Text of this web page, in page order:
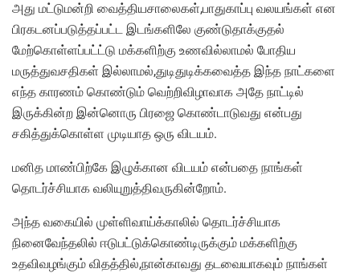
அது மட்டுமன்றி வைத்தியசாலைகள்,பாதுகாப்பு வலயங்கள் என
பிரகடனப்படுத்தப்பட்ட இடங்களிலே குண்டுதாக்குதல்
மேற்கொள்ளப்பட்ட்டு மக்களிற்கு உணவில்லாமல் போதிய
மருத்துவசதிகள் இல்லாமல்,துடிதுடிக்கவைத்த இந்த நாட்களை
எந்த காரணம் கொண்டும் வெற்றிவிழாவாக அதே நாட்டில்
இருக்கின்ற இன்னொரு பிரஜை கொண்டாடுவது என்பது
சகித்துக்கொள்ள முடியாத ஒரு விடயம்.
மனித மாண்பிற்கே இழுக்கான விடயம் என்பதை நாங்கள்
தொடர்ச்சியாக வலியுறுத்திவருகின்றோம்.
அந்த வகையில் முள்ளிவாய்க்காலில் தொடர்ச்சியாக
நினைவேந்தலில் ஈடுபட்டுக்கொண்டிருக்கும் மக்களிற்கு
உதவிவழங்கும் விதத்தில்,நான்காவது தடவையாகவும் நாங்கள்